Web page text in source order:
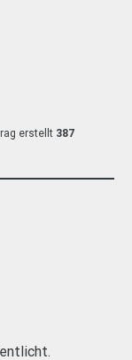
erstellt 387